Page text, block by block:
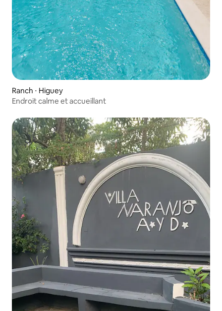
Ranch ⋅ Higuey
Endroit calme et accueillant